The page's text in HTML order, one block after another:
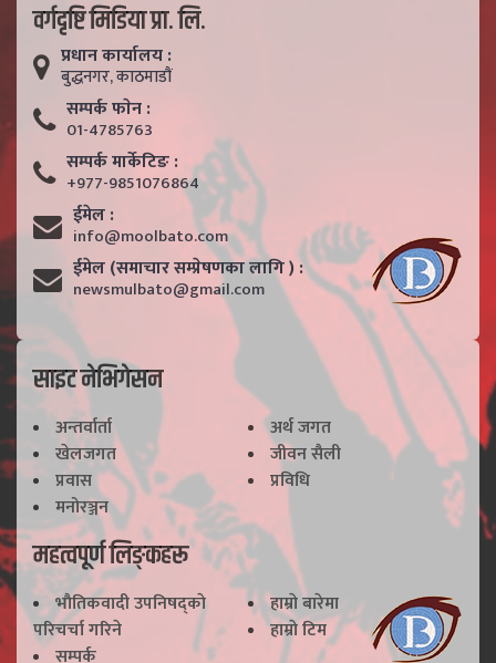
वर्गदृष्टि मिडिया प्रा. लि.
प्रधान कार्यालय :
बुद्धनगर, काठमाडाैं
सम्पर्क फाेन :
01-4785763
सम्पर्क मार्केटिङ :
+977-9851076864
ईमेल :
info@moolbato.com
ईमेल (समाचार सम्प्रेषणका लागि ) :
newsmulbato@gmail.com
साइट नेभिगेसन
अन्तर्वार्ता
अर्थ जगत
खेलजगत
जीवन सैली
प्रवास
प्रविधि
मनोरञ्जन
महत्वपूर्ण लिङ्कहरू
भाैतिकवादी उपनिषद्काे
परिचर्चा गरिने
हाम्राे बारेमा
हाम्राे टिम